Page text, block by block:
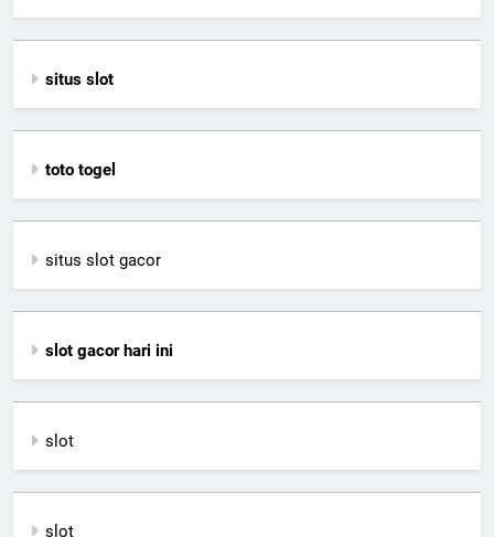
situs slot
toto togel
situs slot gacor
slot gacor hari ini
slot
slot